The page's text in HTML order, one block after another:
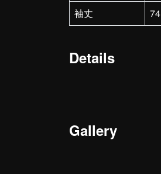
袖丈
74
Details
Gallery